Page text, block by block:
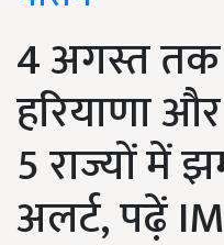
4 अगस्त तक
हरियाणा
5 राज्यों में
अलर्ट, पढ़ें